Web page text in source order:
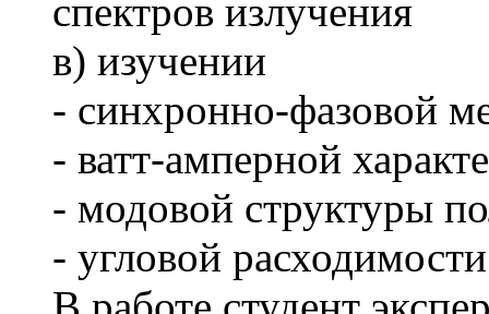
спектров излучения
в) изучении
- синхронно-фазовой
- ватт-амперной
- модовой структуры
- угловой